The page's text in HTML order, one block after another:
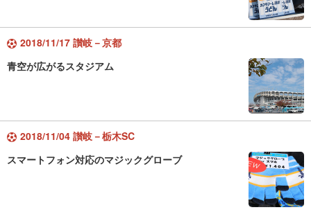
2018/11/17 讃岐－京都
青空が広がるスタジアム
2018/11/04 讃岐－栃木SC
スマートフォン対応のマジックグローブ